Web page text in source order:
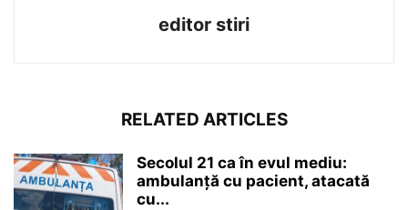
editor stiri
RELATED ARTICLES
Secolul 21 ca în evul mediu:
ambulanță cu pacient, atacată
cu...